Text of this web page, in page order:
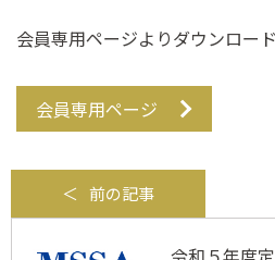
会員専用ページよりダウンロー
会員専用ページ
前の記事